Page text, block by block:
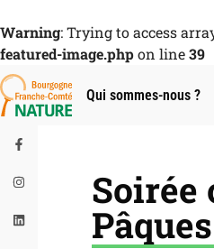
Warning: Trying to access
featured-image.phpon line39
Qui sommes-nous ?
Soirée